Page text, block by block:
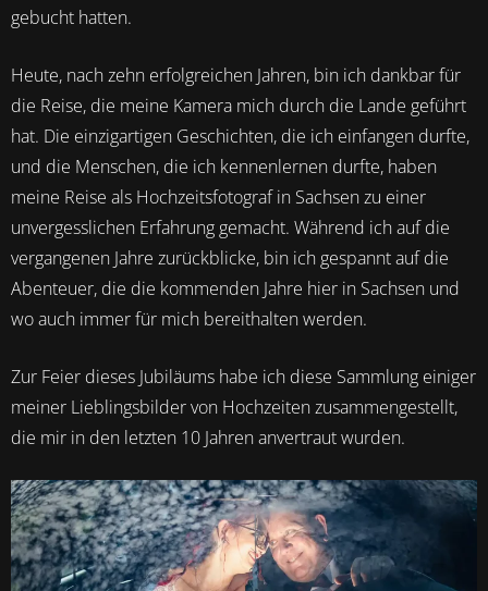
gebucht hatten.
Heute, nach zehn erfolgreichen Jahren, bin ich dankbar für
die Reise, die meine Kamera mich durch die Lande geführt
hat. Die einzigartigen Geschichten, die ich einfangen durfte,
und die Menschen, die ich kennenlernen durfte, haben
meine Reise als Hochzeitsfotograf in Sachsen zu einer
unvergesslichen Erfahrung gemacht. Während ich auf die
vergangenen Jahre zurückblicke, bin ich gespannt auf die
Abenteuer, die die kommenden Jahre hier in Sachsen und
wo auch immer für mich bereithalten werden.
Zur Feier dieses Jubiläums habe ich diese Sammlung einiger
meiner Lieblingsbilder von Hochzeiten zusammengestellt,
die mir in den letzten 10 Jahren anvertraut wurden.